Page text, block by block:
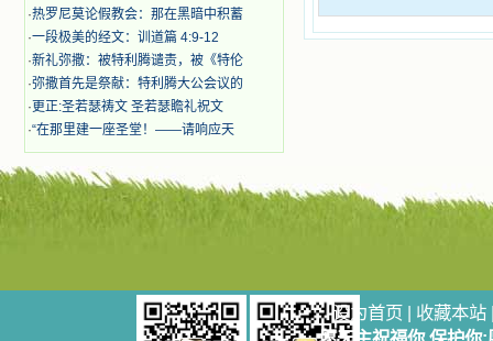
些被主的爱火所燃烧而离开家乡来到
中国的传教士，我多么爱你们啊！我
心中流淌着多少感激的泪水。 他
们受苦却觉得喜乐，因为他们爱主，
他们感到能为主受一点苦是多么喜乐
的事。他们受苦时仍在唱着感谢的
歌，因他们无法不称颂主，因主使他
们的心灵洋溢了快乐；他们激发了我
内心神圣的热情，在我的心灵深处燃
烧起一股无法扑灭的火焰，他们那强
有力的言行激励我向前。 我一面
望着书上的圣像沉思默想。啊，当我
想到我有一天还要见到他们，亲耳聆
听他们的教诲，伴随在他们的身边，
·热罗尼莫论假教会：那在黑暗中积蓄
·一段极美的经文：训道篇 4:9-12
·新礼弥撒：被特利腾谴责，被《特伦
·弥撒首先是祭献：特利腾大公会议的
·更正:圣若瑟祷文 圣若瑟瞻礼祝文
·“在那里建一座圣堂！——请响应天
设为首页 | 收藏本站